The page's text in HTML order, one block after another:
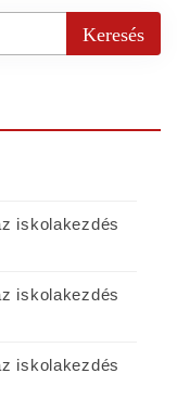
iskolakezdés
iskolakezdés
iskolakezdés